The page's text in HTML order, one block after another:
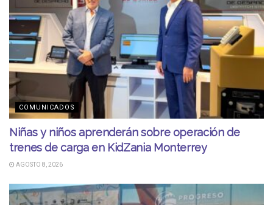
COMUNICADOS
Niñas y niños aprenderán sobre operación de
trenes de carga en KidZania Monterrey
AGOSTO 8, 2026